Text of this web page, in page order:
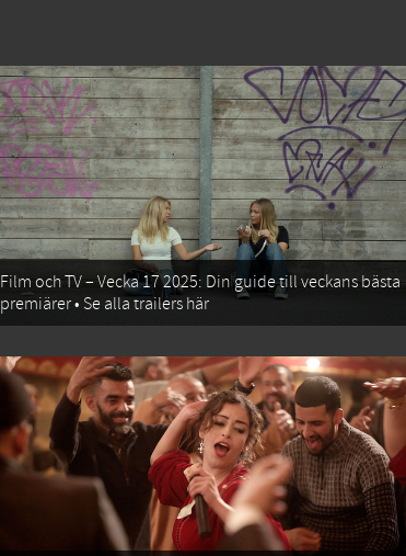
Film och TV – Vecka 17 2025: Din guide till veckans bästa
premiärer • Se alla trailers här